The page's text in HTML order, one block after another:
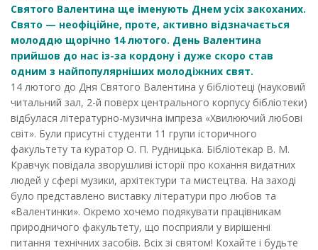
Святого Валентина ще іменують Днем усіх закоханих.
Свято — неофіційне, проте, активно відзначається
молоддю щорічно 14 лютого. День Валентина
прийшов до нас із-за кордону і дуже скоро став
одним з найпопулярніших молодіжних свят.
14 лютого до Дня Святого Валентина у бібліотеці (науковий
читальний зал, 2-й поверх центрального корпусу бібліотеки)
відбулася літературно-музична імпреза «Хвилюючий любові
світ». Були присутні студенти 11 групи історичного
факультету та куратор О. П. Рудницька. Бібліотекар В. М.
Кравчук повідала зворушливі історії про кохання видатних
людей у сфері музики, архітектури та мистецтва. На заході
було представлено виставку літератури про любов та
«Валентинки». Окремо хочемо подякувати працівникам
природничого факультету, що посприяли у вирішенні
питання технічних засобів. Всіх зі святом! Кохайте і будьте